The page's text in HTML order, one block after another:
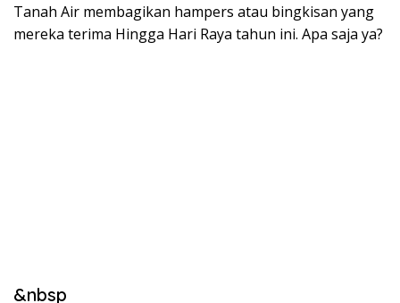
Tanah Air membagikan hampers atau bingkisan yang
mereka terima Hingga Hari Raya tahun ini. Apa saja ya?
&nbsp